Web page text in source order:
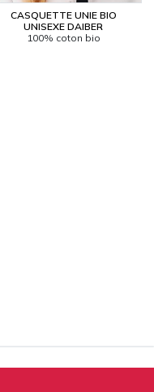
CASQUETTE UNIE BIO
UNISEXE DAIBER
100% coton bio